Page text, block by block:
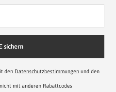
sichern
den Datenschutzbestimmungen und den
mit anderen Rabattcodes